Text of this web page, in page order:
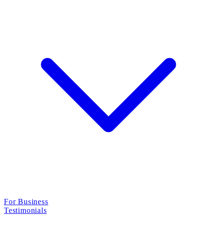
For Business
Testimonials